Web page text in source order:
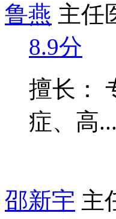
鲁燕 主任
8.9分
擅长：
症、高...
邵新宇 主